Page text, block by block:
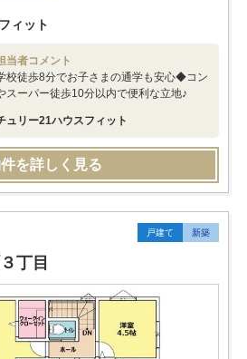
ィット
当者コメント
校徒歩8分でお子さまの通学も安心◆コン
スーパー徒歩10分以内で便利な立地♪
ュリー21ハウスフィット
を詳しく見る
戸建て 新築
丁目